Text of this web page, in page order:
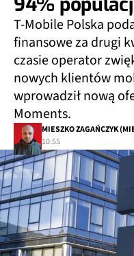
T-Mobile Polska
finansowe za drugi
czasie operator
nowych klientów
wprowadził nową
Moments.
MIESZKO ZAGAŃCZYK
10:55